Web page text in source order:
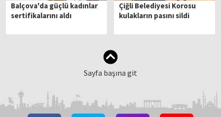
Balçova'da güçlü kadınlar
sertifikalarını aldı
Çiğli Belediyesi Korosu
kulakların pasını sildi
Sayfa başına git